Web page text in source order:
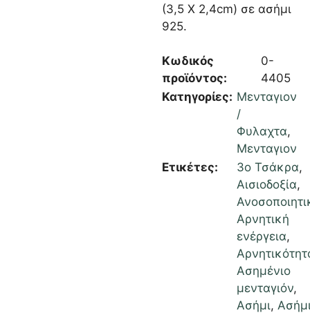
(3,5 Χ 2,4cm) σε ασήμι
925.
Κωδικός
προϊόντος:
0-
4405
Κατηγορίες: Μενταγιον
/
Φυλαχτα,
Μενταγιον
Ετικέτες:
3ο Τσάκρα,
Αισιοδοξία,
Αρνητική
ενέργεια,
Ασημένιο
μενταγιόν,
Ασήμι,